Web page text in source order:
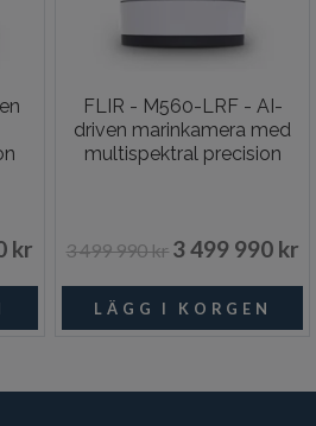
kr
FLIR - M560-LRF - AI-
driven marinkamera med
multispektral precision
3 499 990 kr 3 499 990 kr